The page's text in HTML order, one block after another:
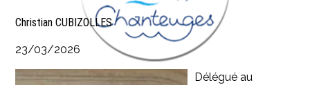
Christian CUBIZOLLES
23/03/2026
Délégué au